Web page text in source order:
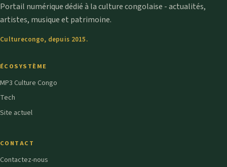
Portail numérique dédié à la culture congolaise - actualités,
artistes, musique et patrimoine.
Culturecongo, depuis 2015.
ÉCOSYSTÈME
MP3 Culture Congo
Tech
Site actuel
CONTACT
Contactez-nous